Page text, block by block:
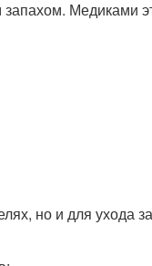
Медиками
но и для ухода